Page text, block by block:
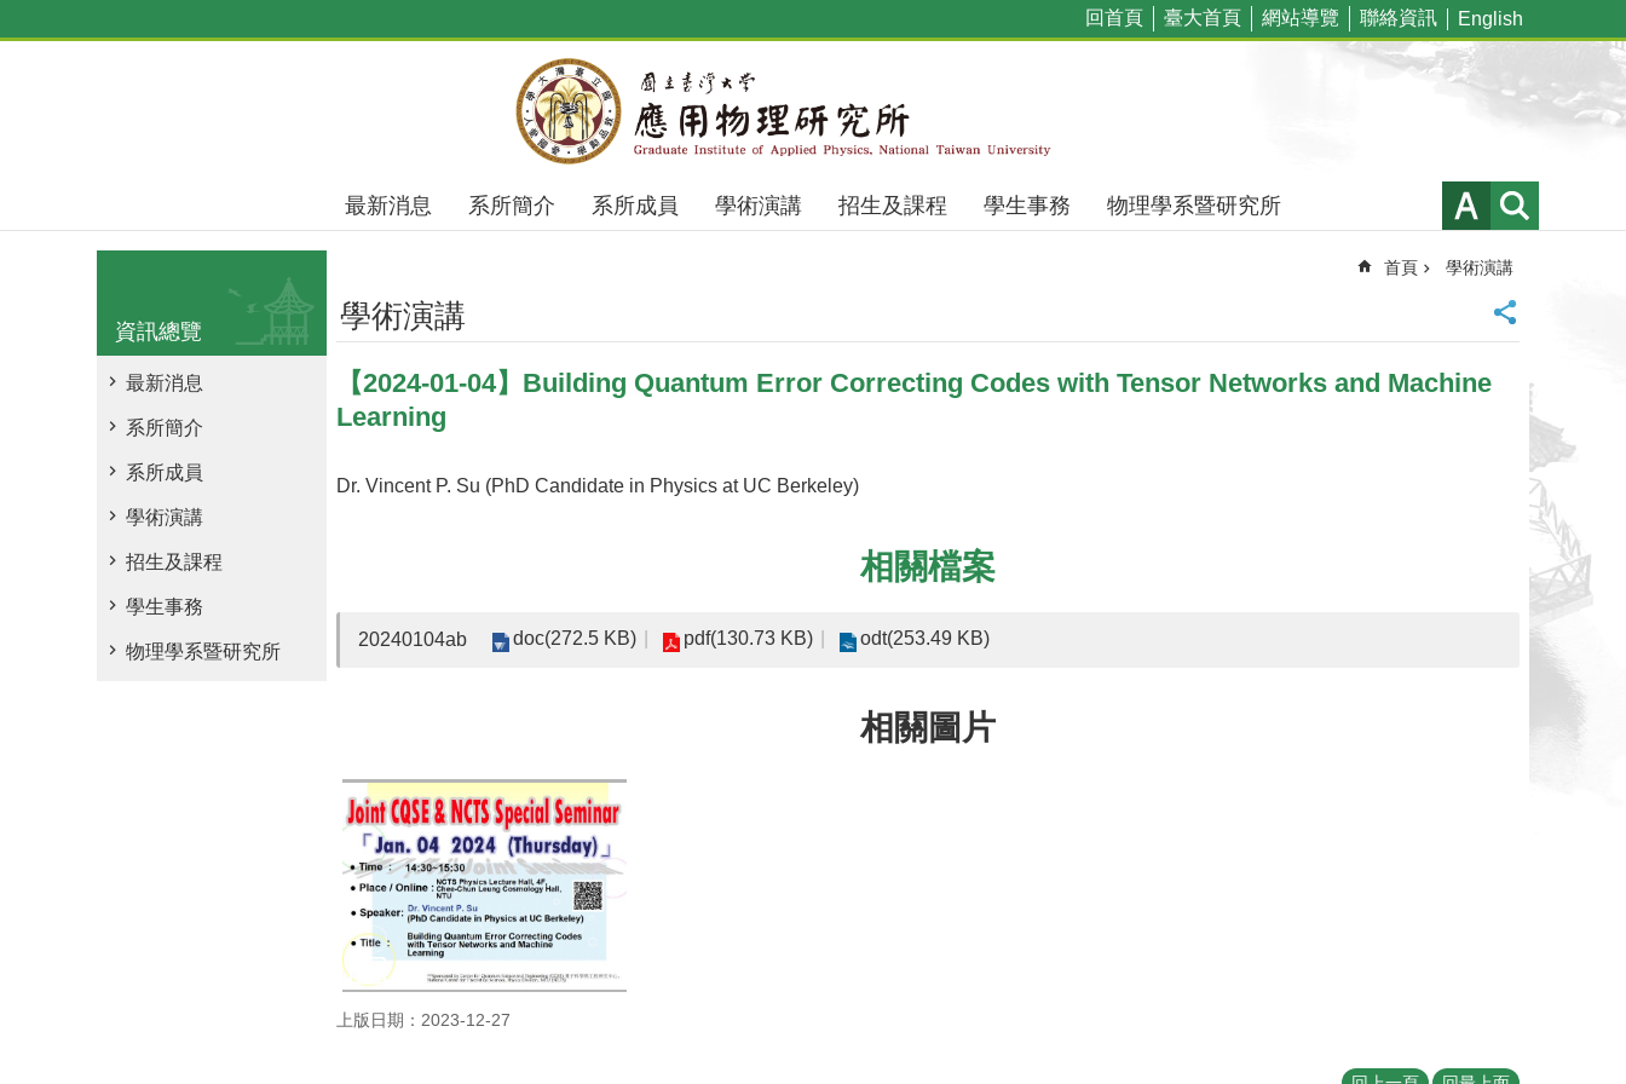
回首頁 臺大首頁 網站導覽 聯絡資訊 English
最新消息 系所簡介 系所成員 學術演講 招生及課程 學生事務 物理學系暨研究所
資訊總覽
最新消息
系所簡介
系所成員
學術演講
招生及課程
學生事務
物理學系暨研究所
首頁 學術演講
學術演講
【2024-01-04】Building Quantum Error Correcting Codes with Tensor Networks and Machine
Learning
Dr. Vincent P. Su (PhD Candidate in Physics at UC Berkeley)
相關檔案
20240104ab doc(272.5 KB) pdf(130.73 KB) odt(253.49 KB)
相關圖片
上版日期：2023-12-27